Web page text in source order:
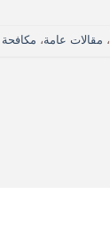
، مقالات عامة،